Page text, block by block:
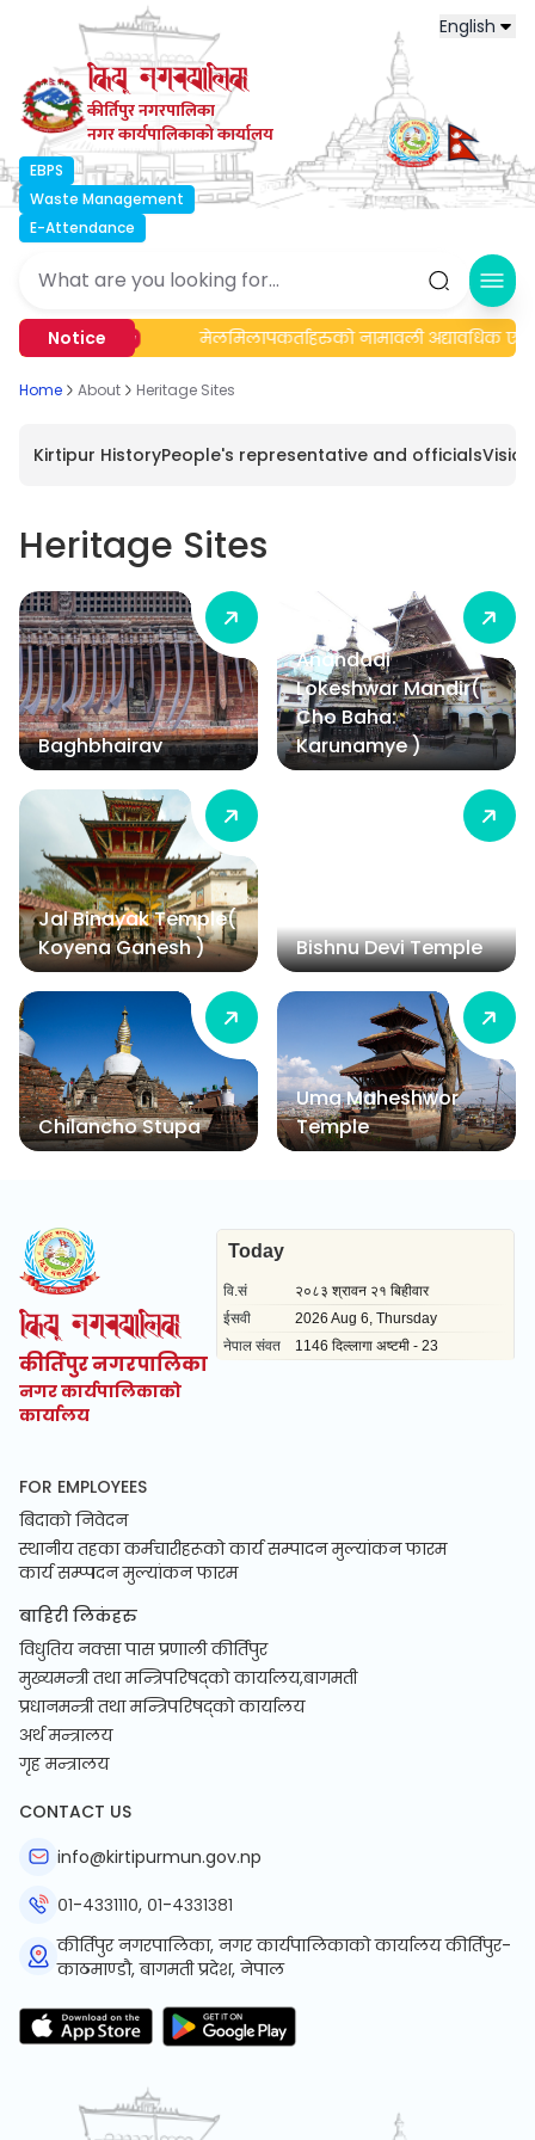
English
कीर्तिपुर नगरपालिका
नगर कार्यपालिकाको कार्यालय
EBPS
Waste Management
E-Attendance
Notice
सूचना। New मेलमिलापकर्ताहरुको नामावली अद्यावधिक एवं
Home About Heritage Sites
Heritage Sites
Baghbhairav
Anandadi
Lokeshwar Mandir(
Cho Baha:
Karunamye )
Jal Binayak Temple(
Koyena Ganesh )
Bishnu Devi Temple
Chilancho Stupa
Uma Maheshwor
Temple
Kirtipur HistoryPeople's representative and officials
कीर्तिपुर नगरपालिका
नगर कार्यपालिकाको
कार्यालय
FOR EMPLOYEES
बिदाको निवेदन
स्थानीय तहका कर्मचारीहरूको कार्य सम्पादन मुल्यांकन फारम
कार्य सम्प्पदन मुल्यांकन फारम
बाहिरी लिकंहरु
विधुतिय नक्सा पास प्रणाली कीर्तिपुर
मुख्यमन्त्री तथा मन्त्रिपरिषद्को कार्यालय,बागमती
प्रधानमन्त्री तथा मन्त्रिपरिषद्को कार्यालय
अर्थ मन्त्रालय
गृह मन्त्रालय
CONTACT US
info@kirtipurmun.gov.np
०१-४३३१११०, ०१-४३३१३८१
कीर्तिपुर नगरपालिका, नगर कार्यपालिकाको कार्यालय कीर्तिपुर-
काठमाण्डौ, बागमती प्रदेश, नेपाल